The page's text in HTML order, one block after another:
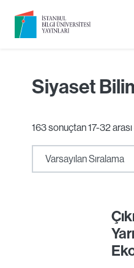
Siyaset
163 sonuçtan 17-32